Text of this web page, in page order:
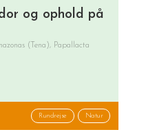
og ophold på
(Tena), Papallacta
Rundrejse Natur